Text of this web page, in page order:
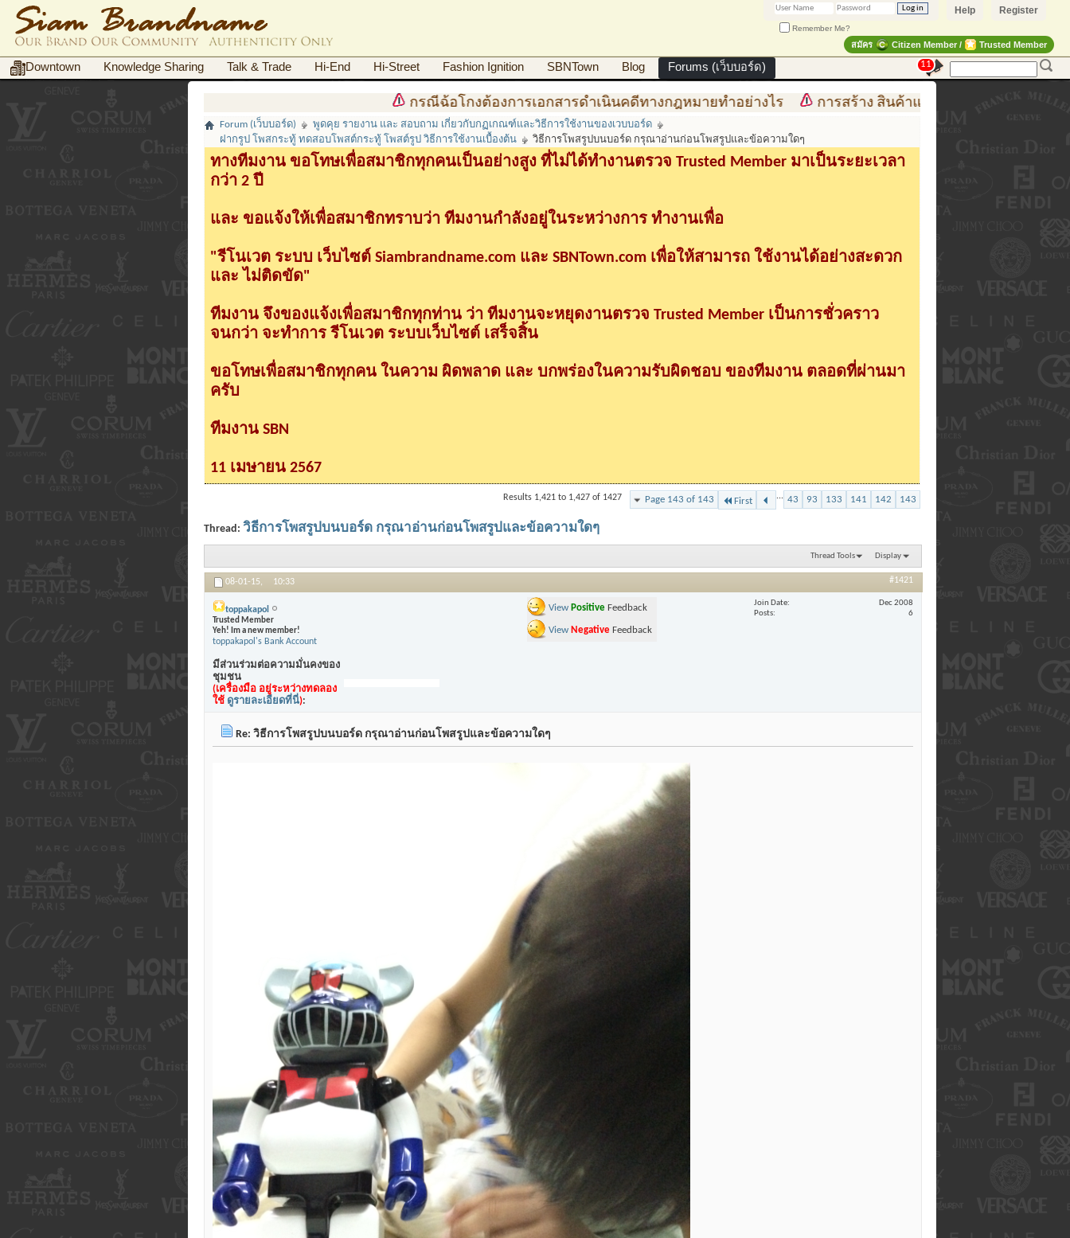
Register
Help
Remember Me?
สมัคร Citizen Member / Trusted Member
Downtown Knowledge Sharing Talk & Trade Hi-End Hi-Street Fashion Ignition SBNTown Blog Forums (เว็บบอร์ด) 11
กรณีฉ้อโกงต้องการเอกสารดำเนินคดีทางกฎหมายทำอย่างไร การสร้าง สินค้าแฟชั่น สู่สินค้าแฟชั่นแบรนด์เนม ค
Forum (เว็บบอร์ด)
พูดคุย รายงาน และ สอบถาม เกี่ยวกับกฏเกณฑ์และวิธีการใช้งานของเวบบอร์ด
ฝากรูป โพสกระทู้ ทดสอบโพสต์กระทู้ โพสต์รูป วิธีการใช้งานเบื้องต้น
วิธีการโพสรูปบนบอร์ด กรุณาอ่านก่อนโพสรูปและข้อความใดๆ
ทางทีมงาน ขอโทษเพื่อสมาชิกทุกคนเป็นอย่างสูง ที่ไม่ได้ทำงานตรวจ Trusted Member มาเป็นระยะเวลา
กว่า 2 ปี
และ ขอแจ้งให้เพื่อสมาชิกทราบว่า ทีมงานกำลังอยู่ในระหว่างการ ทำงานเพื่อ
"รีโนเวต ระบบ เว็บไซต์ Siambrandname.com และ SBNTown.com เพื่อให้สามารถ ใช้งานได้อย่างสะดวก
และ ไม่ติดขัด"
ทีมงาน จึงของแจ้งเพื่อสมาชิกทุกท่าน ว่า ทีมงานจะหยุดงานตรวจ Trusted Member เป็นการชั่วคราว
จนกว่า จะทำการ รีโนเวต ระบบเว็บไซต์ เสร็จสิ้น
ขอโทษเพื่อสมาชิกทุกคน ในความ ผิดพลาด และ บกพร่องในความรับผิดชอบ ของทีมงาน ตลอดที่ผ่านมา
ครับ
ทีมงาน SBN
11 เมษายน 2567
Page 143 of 143 First ... 43 93 133 141 142 143
Results 1,421 to 1,427 of 1427
Thread: วิธีการโพสรูปบนบอร์ด กรุณาอ่านก่อนโพสรูปและข้อความใดๆ
Thread Tools Display
08-01-15, 10:33 #1421
toppakapol
Trusted Member
Yeh! Im a new member!
toppakapol's Bank Account
มีส่วนร่วมต่อความมั่นคงของ
ชุมชน
(เครื่องมือ อยู่ระหว่างทดลอง
ใช้ ดูรายละเอียดที่นี่):
View Positive Feedback
View Negative Feedback
Join Date
Dec 2008
Posts
6
Re: วิธีการโพสรูปบนบอร์ด กรุณาอ่านก่อนโพสรูปและข้อความใดๆ